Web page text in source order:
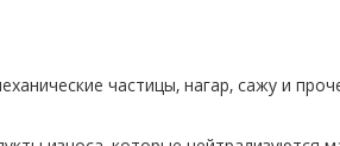
частицы, нагар, сажу и